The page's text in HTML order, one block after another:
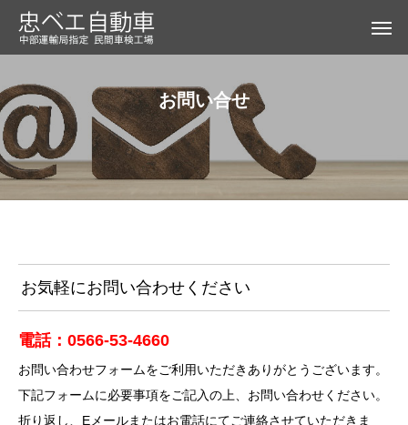
お問い合せ
お気軽にお問い合わせください
電話：0566-53-4660
お問い合わせフォームをご利用いただきありがとうございます。
下記フォームに必要事項をご記入の上、お問い合わせください。
折り返し、Eメールまたはお電話にてご連絡させていただきま